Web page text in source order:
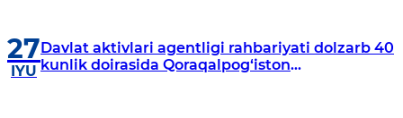
27
IYU
Davlat aktivlari agentligi rahbariyati dolzarb 40
kunlik doirasida Qoraqalpog‘iston